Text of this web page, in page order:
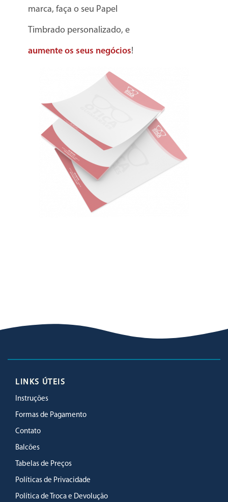
marca, faça o seu Papel
Timbrado personalizado, e
aumente os seus negócios!
LINKS ÚTEIS
Instruções
Formas de Pagamento
Contato
Balcões
Tabelas de Preços
Políticas de Privacidade
Política de Troca e Devolução